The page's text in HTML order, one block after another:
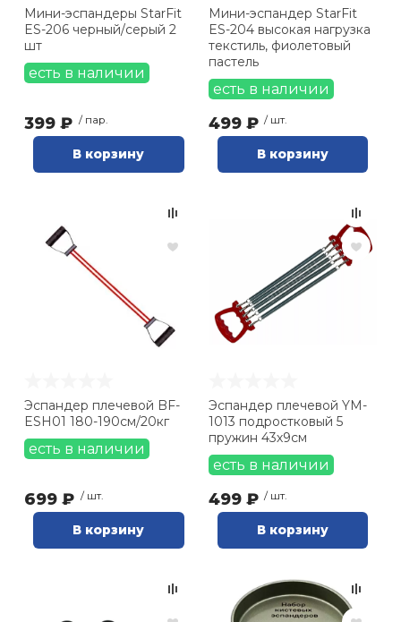
Мини-эспандеры StarFit
ES-206 черный/серый 2
шт
есть в наличии
399 ₽ / пар.
В корзину
Мини-эспандер StarFit
ES-204 высокая нагрузка
текстиль, фиолетовый
пастель
есть в наличии
499 ₽ / шт.
В корзину
Эспандер плечевой BF-
ESH01 180-190см/20кг
есть в наличии
699 ₽ / шт.
В корзину
Эспандер плечевой YM-
1013 подростковый 5
пружин 43х9см
есть в наличии
499 ₽ / шт.
В корзину